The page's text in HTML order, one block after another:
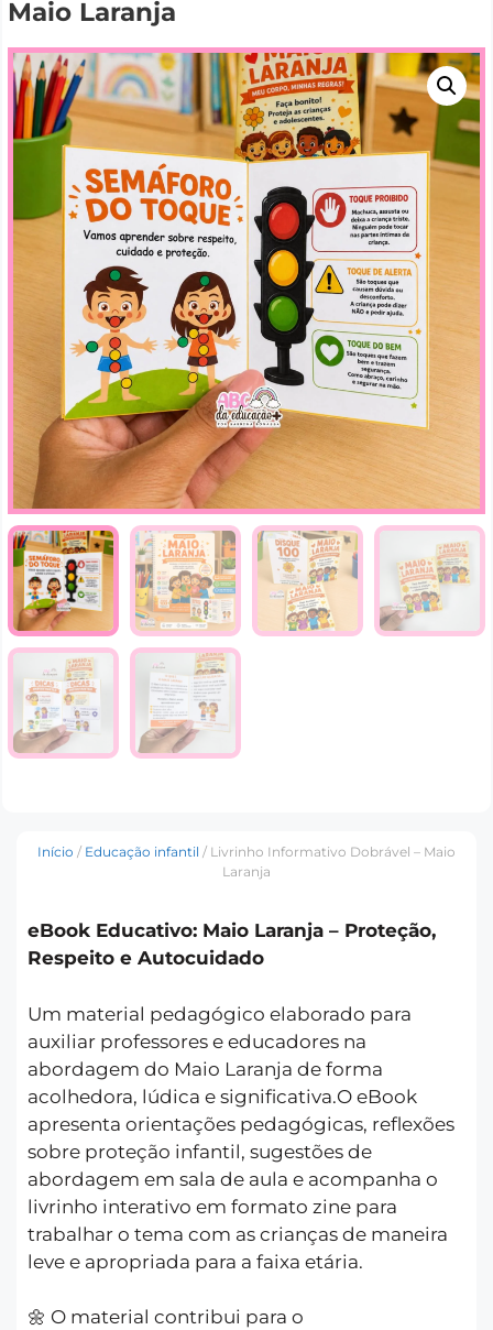
Maio Laranja
Início / Educação infantil / Livrinho Informativo Dobrável – Maio
Laranja
eBook Educativo: Maio Laranja – Proteção,
Respeito e Autocuidado
Um material pedagógico elaborado para
auxiliar professores e educadores na
abordagem do Maio Laranja de forma
acolhedora, lúdica e significativa.O eBook
apresenta orientações pedagógicas, reflexões
sobre proteção infantil, sugestões de
abordagem em sala de aula e acompanha o
livrinho interativo em formato zine para
trabalhar o tema com as crianças de maneira
leve e apropriada para a faixa etária.
🌼 O material contribui para o